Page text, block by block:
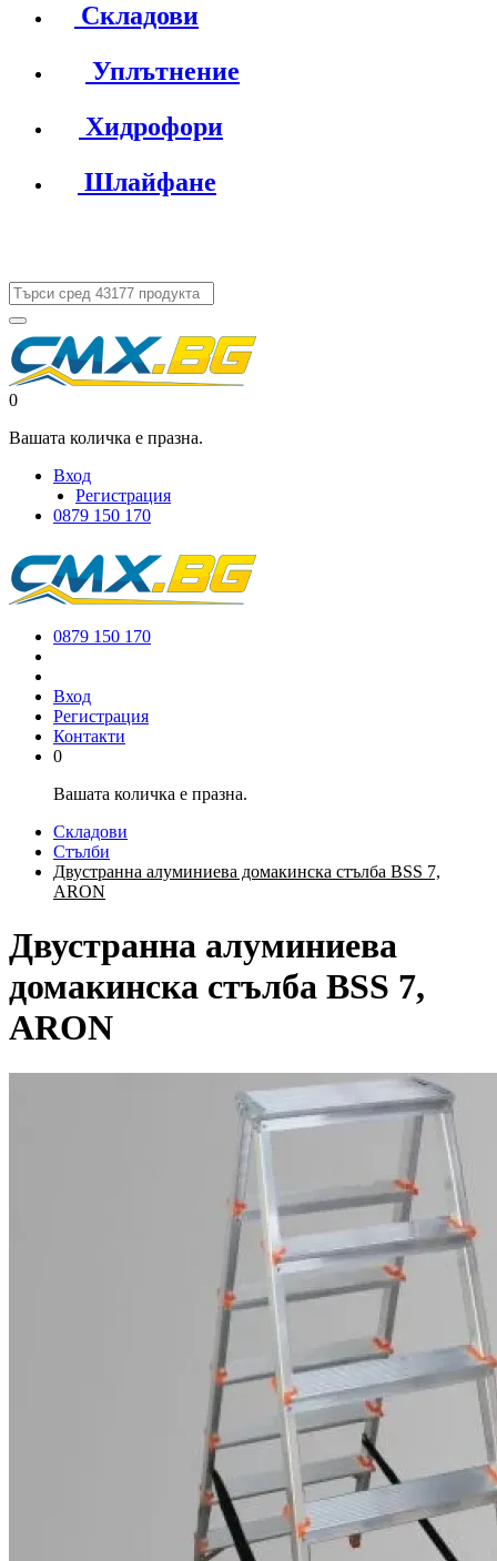
Складови
Уплътнение
Хидрофори
Шлайфане
0
Вашата количка е празна.
Вход
Регистрация
0879 150 170
0879 150 170
Вход
Регистрация
Контакти
0
Вашата количка е празна.
Складови
Стълби
Двустранна алуминиева домакинска стълба BSS 7,
ARON
Двустранна алуминиева
домакинска стълба BSS 7,
ARON